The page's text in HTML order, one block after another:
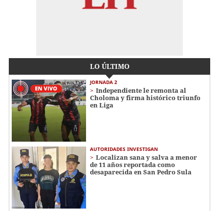
LO ÚLTIMO
JORNADA 2
Independiente le remonta al
Choloma y firma histórico triunfo
en Liga
AUTORIDADES INVESTIGAN
Localizan sana y salva a menor
de 11 años reportada como
desaparecida en San Pedro Sula